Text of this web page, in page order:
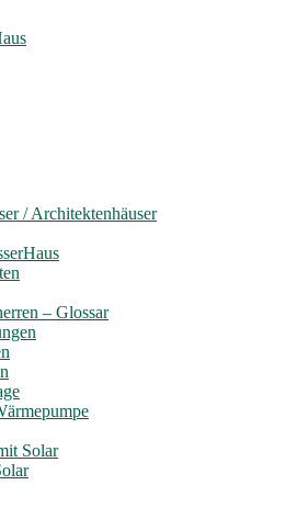
/ Architektenhäuser
– Glossar
Solar